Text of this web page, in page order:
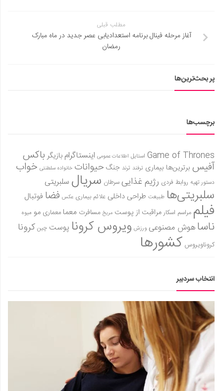
مطلب قبلی
آغاز مرحله فینال برنامه استعدادیابی عصر جدید در ماه مبارک
رمضان
پر بحث‌ترین‌ها
برچسب‌ها
Game of Thrones استایل اطلاعات عمومی اینستاگرام بازیگر باکس
آفیس برترین‌ها بیماری ترفند ترند جنگ حیوانات خانواده سلطنتی خواب
دستور تهیه روابط فردی رژیم غذاییسرطان سریال سلبریتی
سلبریتی‌ها طبیعت طراحی داخلی علائم بیماری عکس فضا فوتبال
فیلم مراسم اسکارمراقبت از پوست مریخ مسافرت معمامعماری مو میوه
ناساهوش مصنوعی ورزش ویروس کرونا پوست چین کرونا
کروناویروس کشورها
انتخاب سردبیر